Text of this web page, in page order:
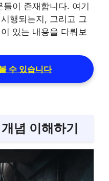
이 존재합니다. 여기
행되는지, 그리고 그
있는 내용을 다뤄보
수 있습니다
념 이해하기